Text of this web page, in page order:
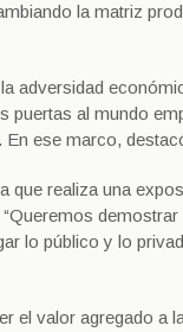
la matriz
adversidad
puertas al mundo
ese marco,
realiza una
lo público y lo
el valor agregado a